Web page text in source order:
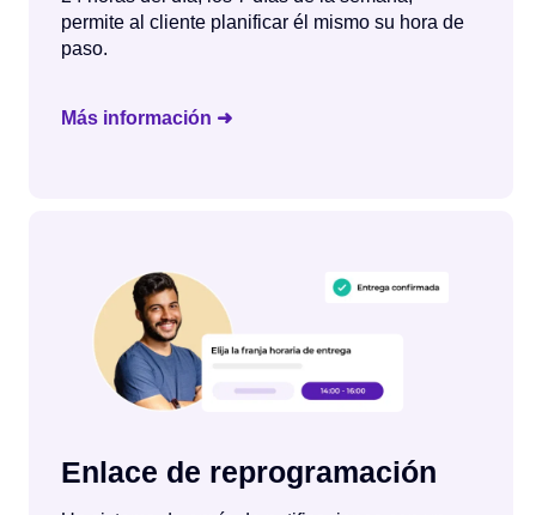
permite al cliente planificar él mismo su hora de
paso.
Más información ➜
Enlace de reprogramación